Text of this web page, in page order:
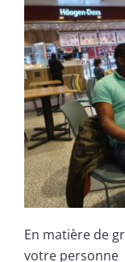
En matière de
votre personne